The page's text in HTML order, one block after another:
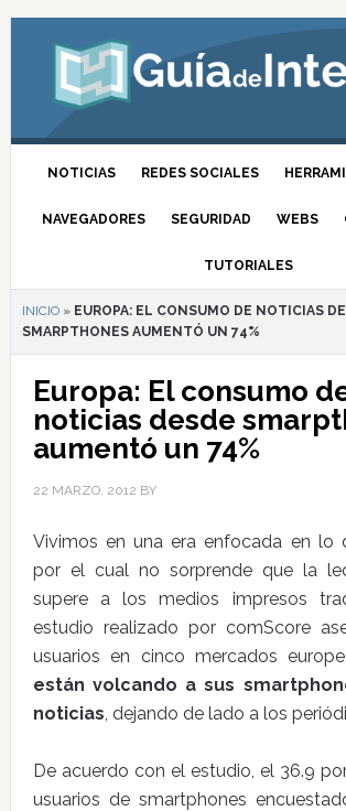
NOTICIAS REDES SOCIALES
NAVEGADORES SEGURIDAD WEBS
TUTORIALES
INICIO» EUROPA: EL CONSUMO DE NOTICIAS
SMARPTHONES AUMENTÓ UN 74%
Europa: El consumo
noticias desde
aumentó un 74%
22 MARZO, 2012 BY
Vivimos en una era enfocada en lo
por el cual no sorprende que la
supere a los medios impresos
estudio realizado por comScore
usuarios en cinco mercados
están volcando a sus
noticias, dejando de lado a los
De acuerdo con el estudio, el 36.9
usuarios de smartphones